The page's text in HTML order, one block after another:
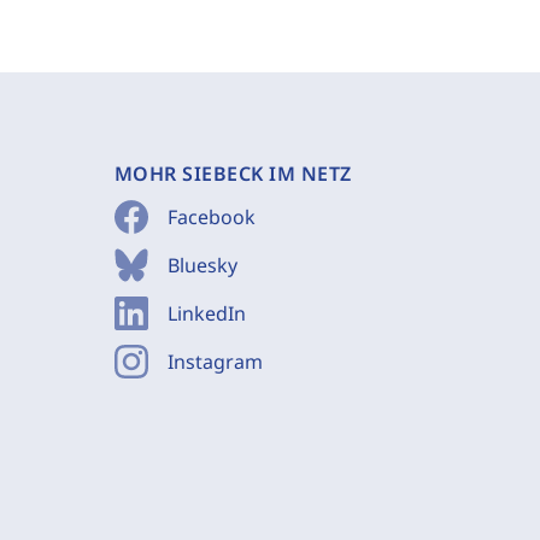
MOHR SIEBECK IM NETZ
Facebook
Bluesky
LinkedIn
Instagram